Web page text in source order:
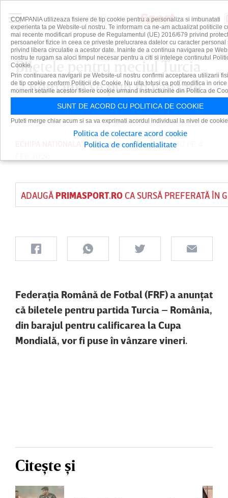
Biletele pentru meciul Turcia
– România se pun în vânzare
vineri. Cât costă un tichet
PUBLICAT DEDAIAN CUTU
ADAUGĂ PRIMASPORT.ROCA SURSĂ PREFERATĂ ÎN
Federaţia Română de Fotbal (FRF) a anunţat
că biletele pentru partida Turcia – România,
din barajul pentru calificarea la Cupa
Mondială, vor fi puse în vânzare vineri.
Citește și
COMPANIA utilizeaza fisiere de tip cookie pentru a personaliza si imbunatati
experienta ta pe Website-ul nostru. Te informam ca ne-am actualizat politicile
mai recente modificari propuse de Regulamentul (UE) 2016/679 privind
persoanelor fizice in ceea ce priveste prelucrarea datelor cu caracter personal
privind libera circulatie a acestor date. Inainte de a continua navigarea pe
nostru te rugam sa aloci timpul necesar pentru a citi si intelege continutul
Cookie.
Prin continuarea navigarii pe Website-ul nostru confirmi acceptarea utilizarii
de tip cookie conform Politicii de Cookie. Nu uita totusi ca poti modifica in orice
moment setarile acestor fisiere cookie urmand instructiunile din Politica de
SUNT DE ACORD CU POLITICA DE COOKIE
Puteti merge chiar acum si sa va exprimati acordul individual la nivel de
Politica de colectare acord cookie
Politica de confidentialitate